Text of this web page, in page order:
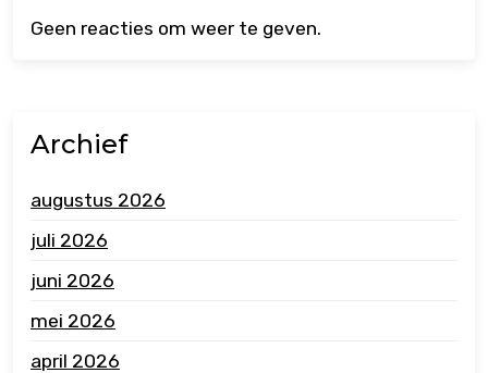
Geen reacties om weer te geven.
Archief
augustus 2026
juli 2026
juni 2026
mei 2026
april 2026